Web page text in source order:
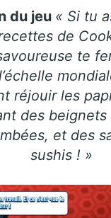
du jeu « Si tu
de
te
réjouir les
des
et des
sushis ! »